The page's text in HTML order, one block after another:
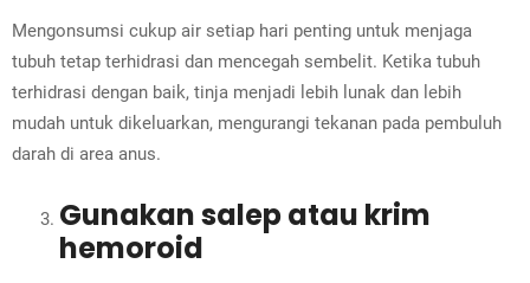
Mengonsumsi cukup air setiap hari penting untuk menjaga
tubuh tetap terhidrasi dan mencegah sembelit. Ketika tubuh
terhidrasi dengan baik, tinja menjadi lebih lunak dan lebih
mudah untuk dikeluarkan, mengurangi tekanan pada pembuluh
darah di area anus.
Gunakan salep atau krim
hemoroid